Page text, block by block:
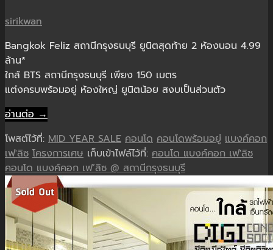
sirikwan
Bangkok Feliz สถานีกรุงธนบุรี ยูนิตสุดท้าย 2 ห้องนอน 4.99
ล้าน*
ใกล้ BTS สถานีกรุงธนบุรี เพียง 150 เมตร
แต่งครบพร้อมอยู่ ห้องใหญ่ ยูนิตน้อย สงบเป็นส่วนตัว
อ่านต่อ →
โพสต์ไว้ที่: MID YEAR SALE คอนโด คอนโดพร้อมอยู่ แบงค์คอก
เฟ'ลิซ โครงการเศษ เก็บเข้าไฟล์ไว้ที่: คอนโด แบงค์คอก เฟ'ลิซ
คอนโด แบงค์คอก เฟ’ลิซ @ สถานีกรุงธนบุรี